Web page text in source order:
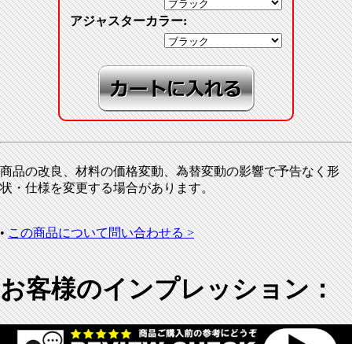
アジャスターカラー:
商品の改良、材料の価格変動、為替変動の影響で予告なく形
状・仕様を変更する場合があります。
•この商品について問い合わせる >
お客様のインプレッション：